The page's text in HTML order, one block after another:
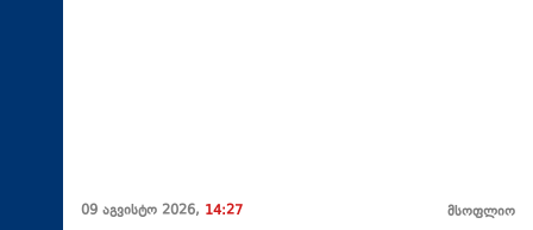
09 აგვისტო 2026, 14:27 მსოფლიო